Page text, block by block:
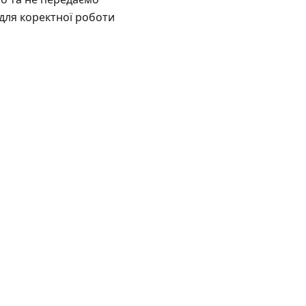
коректної роботи